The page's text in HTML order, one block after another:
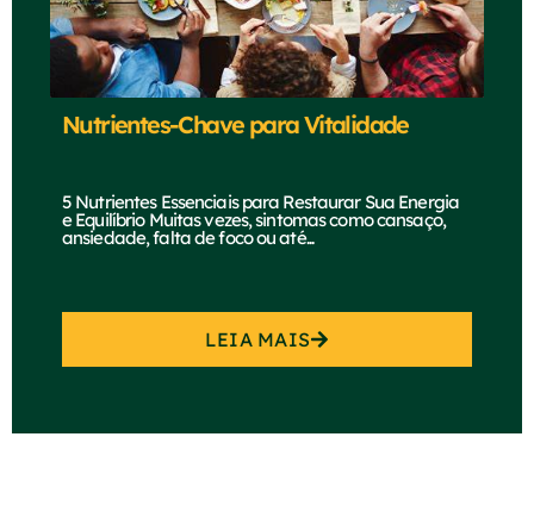
Nutrientes-Chave para Vitalidade
5 Nutrientes Essenciais para Restaurar Sua Energia
e Equilíbrio Muitas vezes, sintomas como cansaço,
ansiedade, falta de foco ou até...
LEIA MAIS